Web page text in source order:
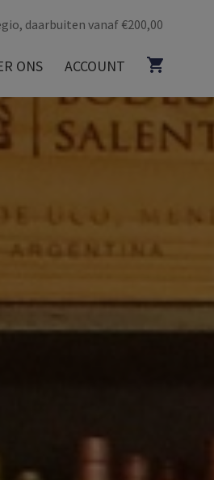
daarbuiten vanaf €200,00
ONS ACCOUNT